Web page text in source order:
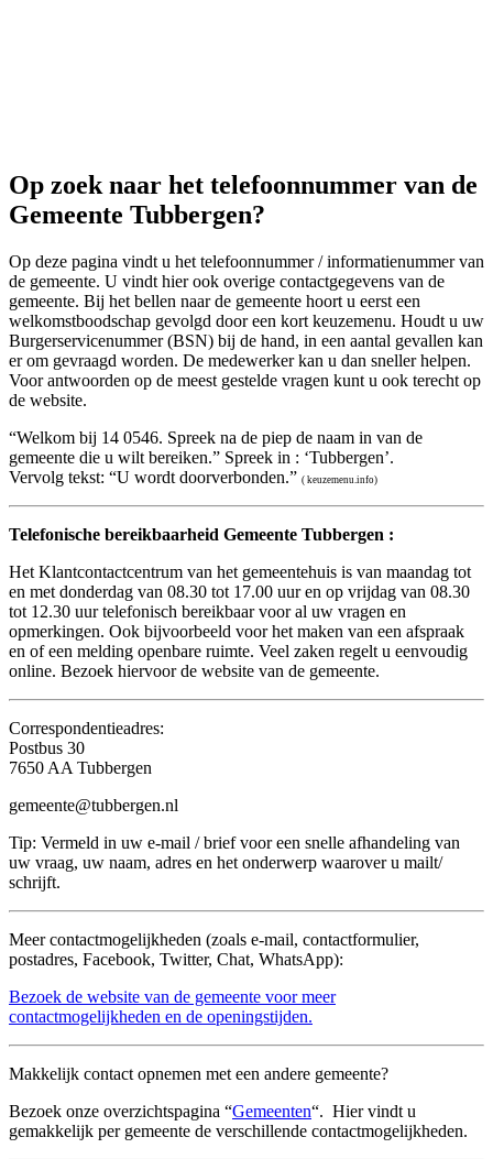
Op zoek naar het telefoonnummer van de
Gemeente Tubbergen?
Op deze pagina vindt u het telefoonnummer / informatienummer van
de gemeente. U vindt hier ook overige contactgegevens van de
gemeente. Bij het bellen naar de gemeente hoort u eerst een
welkomstboodschap gevolgd door een kort keuzemenu. Houdt u uw
Burgerservicenummer (BSN) bij de hand, in een aantal gevallen kan
er om gevraagd worden. De medewerker kan u dan sneller helpen.
Voor antwoorden op de meest gestelde vragen kunt u ook terecht op
de website.
“Welkom bij 14 0546. Spreek na de piep de naam in van de
gemeente die u wilt bereiken.” Spreek in : ‘Tubbergen’.
Vervolg tekst: “U wordt doorverbonden.” ( keuzemenu.info)
Telefonische bereikbaarheid Gemeente Tubbergen :
Het Klantcontactcentrum van het gemeentehuis is van maandag tot
en met donderdag van 08.30 tot 17.00 uur en op vrijdag van 08.30
tot 12.30 uur telefonisch bereikbaar voor al uw vragen en
opmerkingen. Ook bijvoorbeeld voor het maken van een afspraak
en of een melding openbare ruimte. Veel zaken regelt u eenvoudig
online. Bezoek hiervoor de website van de gemeente.
Correspondentieadres:
Postbus 30
7650 AA Tubbergen
gemeente@tubbergen.nl
Tip: Vermeld in uw e-mail / brief voor een snelle afhandeling van
uw vraag, uw naam, adres en het onderwerp waarover u mailt/
schrijft.
Meer contactmogelijkheden (zoals e-mail, contactformulier,
postadres, Facebook, Twitter, Chat, WhatsApp):
Bezoek de website van de gemeente voor meer
contactmogelijkheden en de openingstijden.
Makkelijk contact opnemen met een andere gemeente?
Bezoek onze overzichtspagina “Gemeenten“. Hier vindt u
gemakkelijk per gemeente de verschillende contactmogelijkheden.